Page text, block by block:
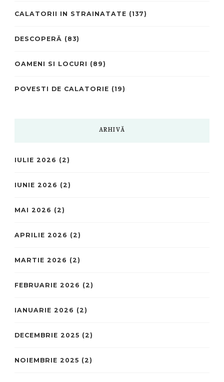
CALATORII IN STRAINATATE (137)
DESCOPERĂ (83)
OAMENI SI LOCURI (89)
POVESTI DE CALATORIE (19)
ARHIVĂ
IULIE 2026 (2)
IUNIE 2026 (2)
MAI 2026 (2)
APRILIE 2026 (2)
MARTIE 2026 (2)
FEBRUARIE 2026 (2)
IANUARIE 2026 (2)
DECEMBRIE 2025 (2)
NOIEMBRIE 2025 (2)